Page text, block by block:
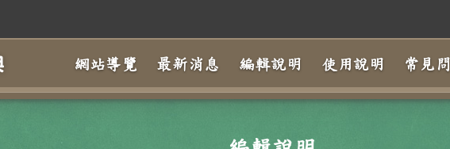
網站導覽 最新消息 編輯說明 使用說明 常見